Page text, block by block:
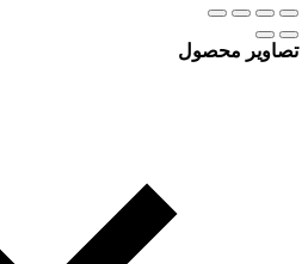
تصاویر محصول